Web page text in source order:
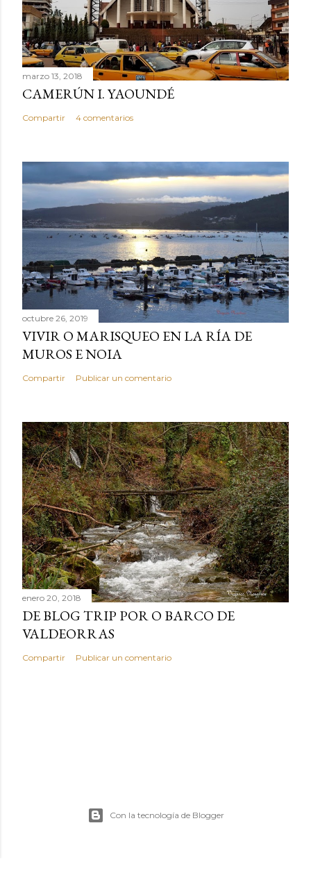
marzo 13, 2018
CAMERÚN I. YAOUNDÉ
Compartir 4 comentarios
octubre 26, 2019
VIVIR O MARISQUEO EN LA RÍA DE
MUROS E NOIA
Compartir Publicar un comentario
enero 20, 2018
DE BLOG TRIP POR O BARCO DE
VALDEORRAS
Compartir Publicar un comentario
Con la tecnología de Blogger